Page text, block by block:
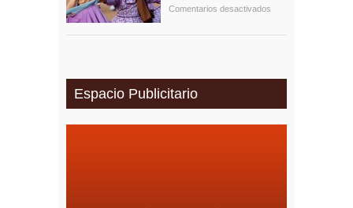
Comentarios desactivados
Espacio Publicitario